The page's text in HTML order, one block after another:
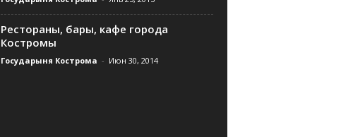
Рестораны, бары, кафе города
Костромы
Государыня Кострома - Июн 30, 2014